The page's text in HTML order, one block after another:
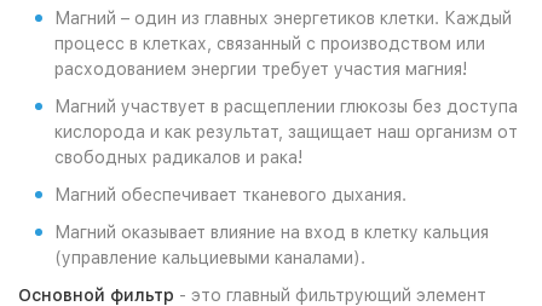
Магний – один из главных энергетиков клетки. Каждый
процесс в клетках, связанный с производством или
расходованием энергии требует участия магния!
Магний участвует в расщеплении глюкозы без доступа
кислорода и как результат, защищает наш организм от
свободных радикалов и рака!
Магний обеспечивает тканевого дыхания.
Магний оказывает влияние на вход в клетку кальция
(управление кальциевыми каналами).
Основной фильтр - это главный фильтрующий элемент